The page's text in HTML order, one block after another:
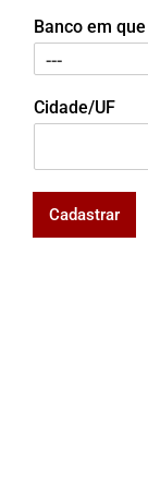
Banco em
Cidade/UF
Cadastrar